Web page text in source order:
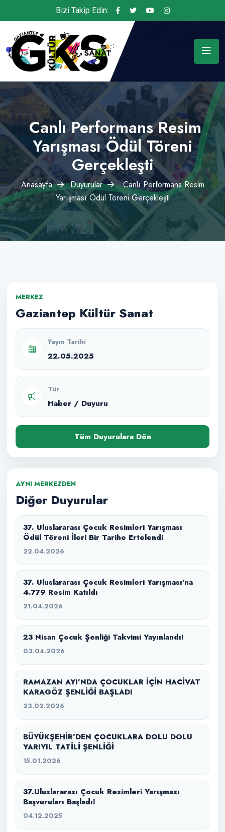
Bizi Takip Edin:
Canlı Performans Resim
Yarışması Ödül Töreni
Gerçekleşti
Anasayfa Duyurular
Canlı Performans Resim
Yarışması Ödül Töreni Gerçekleşti
MERKEZ
Gaziantep Kültür Sanat
Yayın Tarihi
22.05.2025
Tür
Haber / Duyuru
Tüm Duyurulara Dön
AYNI MERKEZDEN
Diğer Duyurular
37. Uluslararası Çocuk Resimleri Yarışması
Ödül Töreni İleri Bir Tarihe Ertelendi
22.04.2026
37. Uluslararası Çocuk Resimleri Yarışması’na
4.779 Resim Katıldı
21.04.2026
23 Nisan Çocuk Şenliği Takvimi Yayınlandı!
03.04.2026
RAMAZAN AYI’NDA ÇOCUKLAR İÇİN HACİVAT
KARAGÖZ ŞENLİĞİ BAŞLADI
23.02.2026
BÜYÜKŞEHİR’DEN ÇOCUKLARA DOLU DOLU
YARIYIL TATİLİ ŞENLİĞİ
15.01.2026
37.Uluslararası Çocuk Resimleri Yarışması
Başvuruları Başladı!
04.12.2025